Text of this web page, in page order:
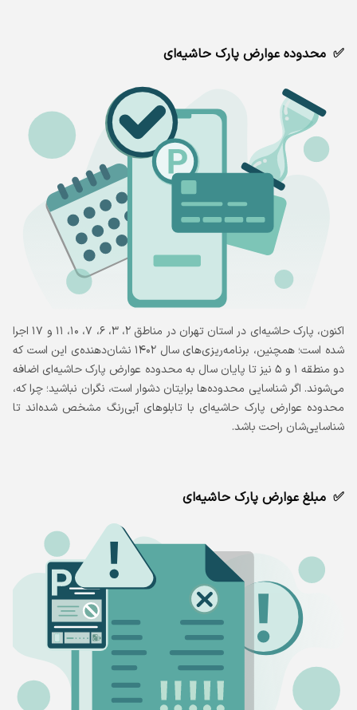
محدوده عوارض پارک حاشیه‌ای
اکنون، پارک حاشیه‌ای در استان تهران در مناطق ۲، ۳، ۶، ۷، ۱۰، ۱۱ و ۱۷ اجرا
شده است؛ همچنین، برنامه‌ریزی‌های سال ۱۴۰۲ نشان‌دهنده‌ی این است که
دو منطقه ۱ و ۵ نیز تا پایان سال به محدوده عوارض پارک حاشیه‌ای اضافه
می‌شوند. اگر شناسایی محدوده‌ها برایتان دشوار است، نگران نباشید؛ چرا که،
محدوده عوارض پارک حاشیه‌ای با تابلوهای آبی‌رنگ مشخص شده‌اند تا
شناسایی‌شان راحت باشد.
مبلغ عوارض پارک حاشیه‌ای